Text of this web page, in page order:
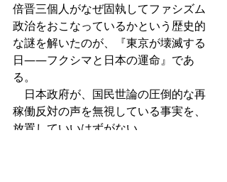
倍晋三個人がなぜ固執してファシズム
政治をおこなっているかという歴史的
な謎を解いたのが、『東京が壊滅する
日――フクシマと日本の運命』であ
る。
日本政府が、国民世論の圧倒的な再
稼働反対の声を無視している事実を、
放置していいはずがない。